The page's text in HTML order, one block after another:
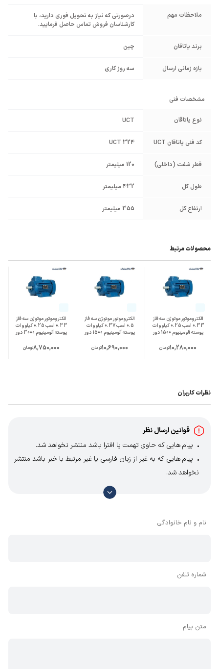
ملاحظات مهم
درصورتی که نیاز به تحویل فوری دارید، با
کارشناسان فروش تماس حاصل فرمایید.
برند یاتاقان چین
بازه زمانی ارسال سه روز کاری
مشخصات فنی
نوع یاتاقان UCT
کد فنی یاتاقان UCT UCT 324
قطر شفت (داخلی) 120 میلیمتر
طول کل 432 میلیمتر
ارتفاع کل 355 میلیمتر
محصولات مرتبط
الکتروموتور موتوژن سه فاز
0.33 اسب 0.25 کیلووات
پوسته آلومینیوم 1500 دور
10,280,000تومان
الکتروموتور موتوژن سه فاز
0.5 اسب 0.37 کیلووات
پوسته آلومینیوم 1500 دور
10,690,000تومان
الکتروموتور موتوژن سه فاز
0.33 اسب 0.25 کیلووات
پوسته آلومینیوم 3000 دور
8,750,000تومان
نظرات کاربران
قوانین ارسال نظر
پیام هایی که حاوی تهمت یا افترا باشد منتشر نخواهد شد.
پیام هایی که به غیر از زبان فارسی یا غیر مرتبط با خبر باشد منتشر
نخواهد شد.
با توجه به آن که امکان موافقت یا مخالفت با محتوای نظرات
وجود دارد، معمولا نظراتی که محتوای مشابه دارند، انتشار نمی‌یابند
نام و نام خانوادگی
شماره تلفن
متن پیام